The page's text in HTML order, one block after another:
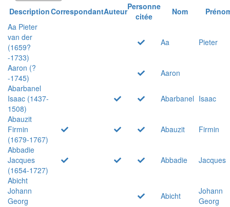
DescriptionCorrespondantAuteurPersonne
citée
Nom
Aa Pieter
van der
(1659?
-1733)
Aa Pieter
Aaron (?
-1745)
Aaron
Abarbanel
Isaac (1437-
1508)
Abarbanel Isaac
Abauzit
Firmin
(1679-1767)
Abauzit
Firmin
Abbadie
Jacques
(1654-1727)
Abbadie
Jacques
Abicht
Johann
Georg
Abicht
Johann
Georg